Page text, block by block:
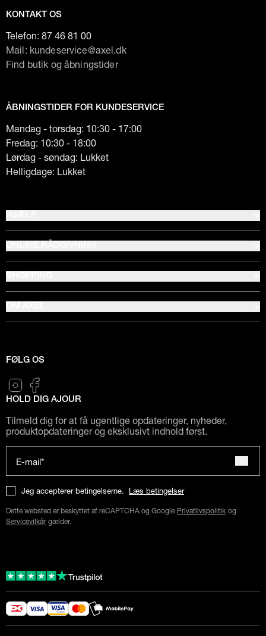
KONTAKT OS
Telefon: 87 46 81 00
Mail: kundeservice@axel.dk
Find butik og åbningstider
ÅBNINGSTIDER FOR KUNDESERVICE
Mandag - torsdag: 10:30 - 17:00
Fredag: 10:30 - 18:00
Lørdag - søndag: Lukket
Helligdage: Lukket
FØLG OS
HOLD DIG AJOUR
Tilmeld dig for at få ugentlige opdateringer, nyheder,
produktopdateringer og eksklusivt indhold først.
E-mail*
Jeg accepterer betingelserne. Læs betingelser
Dette websted er beskyttet af reCAPTCHA og Google Privatlivspolitik og
Servicevilkår gælder.